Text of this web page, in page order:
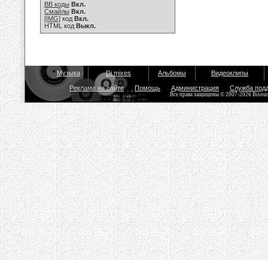
BB коды Вкл.
Смайлы Вкл.
[IMG] код Вкл.
HTML код Выкл.
Музыка Dj mixes Альбомы Видеоклипы
Реклама на сайте Помощь Администрация Служба
Все права защищены © 2007-2026